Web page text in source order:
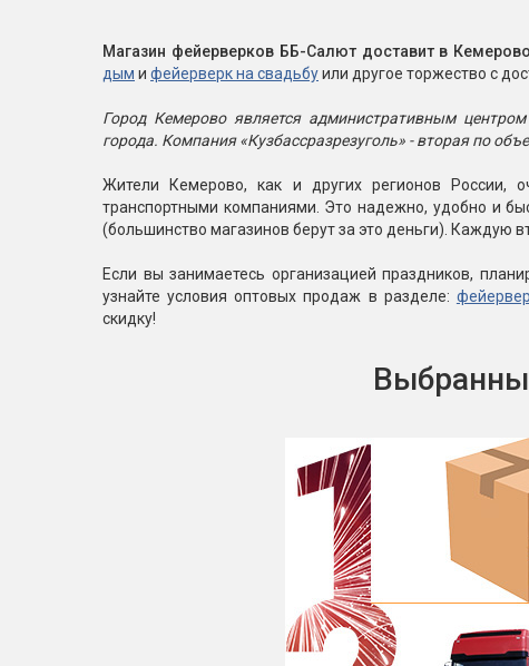
Магазин фейерверков ББ-Салют доставит в
дым и фейерверк на свадьбуили другое торжество с
Город Кемерово является административным
города. Компания «Кузбассразрезуголь» - вторая по
Жители Кемерово, как и других регионов России,
транспортными компаниями. Это надежно, удобно и
(большинство магазинов берут за это деньги). Каждую
Если вы занимаетесь организацией праздников,
узнайте условия оптовых продаж в разделе:
скидку!